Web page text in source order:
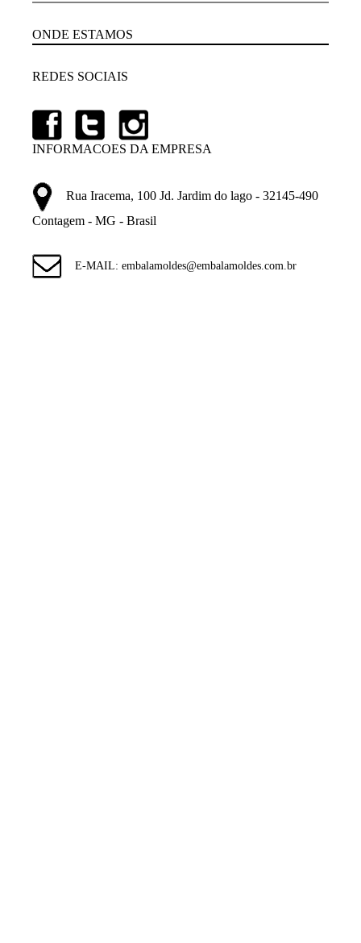
ONDE ESTAMOS
REDES SOCIAIS
INFORMACOES DA EMPRESA
Rua Iracema, 100 Jd. Jardim do lago - 32145-490
Contagem - MG - Brasil
E-MAIL: embalamoldes@embalamoldes.com.br